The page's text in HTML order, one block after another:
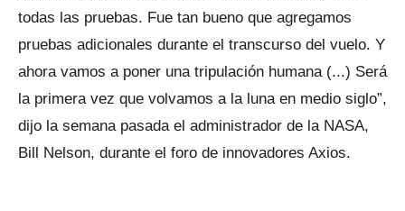
todas las pruebas. Fue tan bueno que agregamos
pruebas adicionales durante el transcurso del vuelo. Y
ahora vamos a poner una tripulación humana (...) Será
la primera vez que volvamos a la luna en medio siglo”,
dijo la semana pasada el administrador de la NASA,
Bill Nelson, durante el foro de innovadores Axios.